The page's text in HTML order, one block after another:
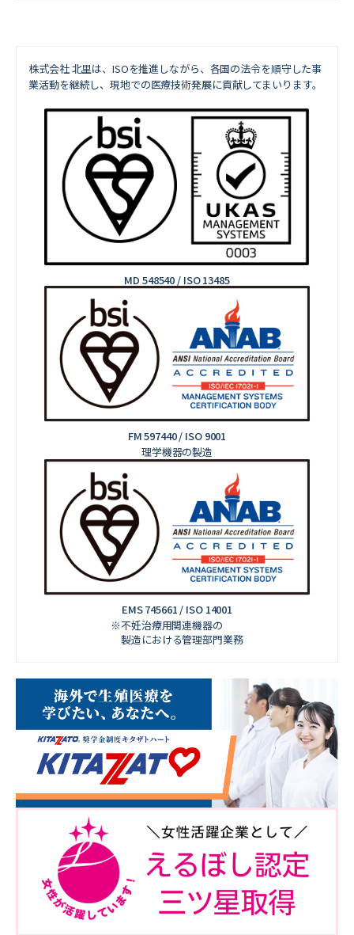
株式会社 北里は、ISOを推進しながら、 各国の法令を順守した事
業活動を継続し、現地での医療技術発展に貢献してまいります。
MD 548540 / ISO 13485
FM 597440 / ISO 9001
理学機器の製造
EMS 745661 / ISO 14001
※不妊治療用関連機器の
製造における管理部門業務